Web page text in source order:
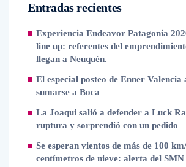
Entradas recientes
Experiencia Endeavor Patagonia
line up: referentes del
llegan a Neuquén.
El especial posteo de Enner Valencia
sumarse a Boca
La Joaqui salió a defender a Luck
ruptura y sorprendió con un pedido
Se esperan vientos de más de 100
centímetros de nieve: alerta del SMN